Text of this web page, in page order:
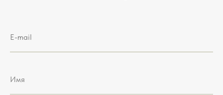
E-mail
Имя